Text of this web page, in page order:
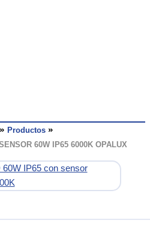
Productos
60W IP65 6000K OPALUX